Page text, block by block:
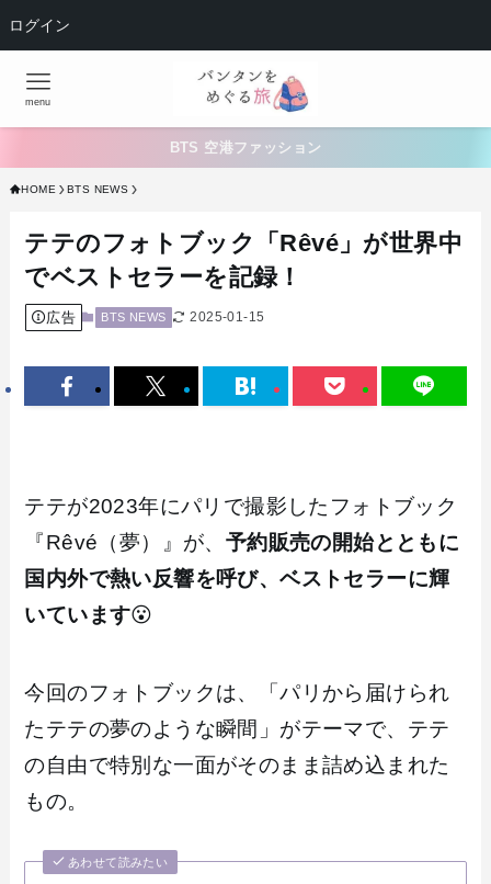
ログイン
menu
BTS 空港ファッション
HOME BTS NEWS
テテのフォトブック「Rêvé」が世界中
でベストセラーを記録！
広告 BTS NEWS 2025-01-15
テテが2023年にパリで撮影したフォトブック
『Rêvé（夢）』が、 予約販売の開始とともに
国内外で熱い反響を呼び、ベストセラーに輝
いています😮
今回のフォトブックは、「パリから届けられ
たテテの夢のような瞬間」がテーマで、テテ
の自由で特別な一面がそのまま詰め込まれた
もの。
あわせて読みたい